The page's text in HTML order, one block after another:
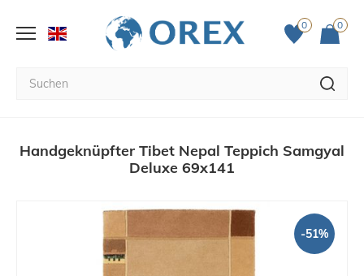
0 0
Handgeknüpfter Tibet Nepal Teppich Samgyal
Deluxe 69x141
-51%